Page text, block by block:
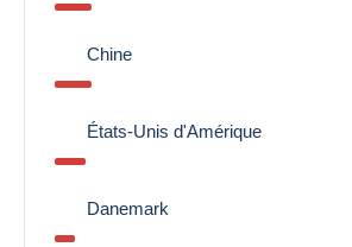
Chine
États-Unis d'Amérique
Danemark